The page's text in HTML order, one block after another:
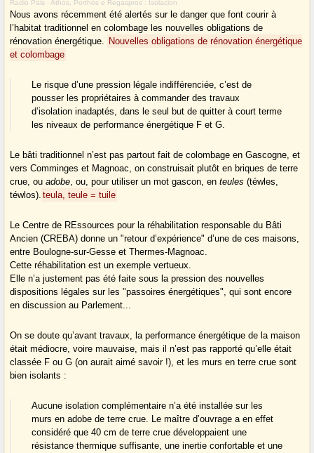
Radio Pais · Athòs, Porthòs e Regaspros : Isolacion
Nous avons récemment été alertés sur le danger que font courir à
l’habitat traditionnel en colombage les nouvelles obligations de
rénovation énergétique. Nouvelles obligations de rénovation énergétique
et colombage
Le risque d’une pression légale indifférenciée, c’est de
pousser les propriétaires à commander des travaux
d’isolation inadaptés, dans le seul but de quitter à court terme
les niveaux de performance énergétique F et G.
Le bâti traditionnel n’est pas partout fait de colombage en Gascogne, et
vers Comminges et Magnoac, on construisait plutôt en briques de terre
crue, ouadobe, ou, pour utiliser un mot gascon, enteules (téwles,
téwlos). teula, teule = tuile
Le Centre de REssources pour la réhabilitation responsable du Bâti
Ancien (CREBA) donne un "retour d’expérience" d’une de ces maisons,
entre Boulogne-sur-Gesse et Thermes-Magnoac.
Cette réhabilitation est un exemple vertueux.
Elle n’a justement pas été faite sous la pression des nouvelles
dispositions légales sur les "passoires énergétiques", qui sont encore
en discussion au Parlement...
On se doute qu’avant travaux, la performance énergétique de la maison
était médiocre, voire mauvaise, mais il n’est pas rapporté qu’elle était
classée F ou G (on aurait aimé savoir !), et les murs en terre crue sont
bien isolants :
Aucune isolation complémentaire n’a été installée sur les
murs en adobe de terre crue. Le maître d’ouvrage a en effet
considéré que 40 cm de terre crue développaient une
résistance thermique suffisante, une inertie confortable et une